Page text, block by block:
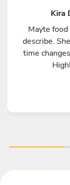
Kira
Mayte
describe.
time